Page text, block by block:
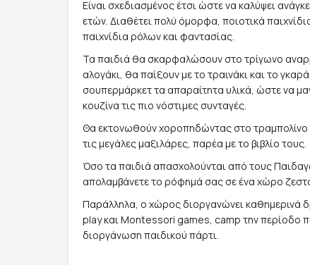
Είναι σχεδιασμένος έτσι ώστε να καλύψει
ετών. Διαθέτει πολύ όμορφα, ποιοτικά
παιχνίδια ρόλων και φαντασίας.
Τα παιδιά θα σκαρφαλώσουν στο τρίγωνο
αλογάκι, θα παίξουν με το τραινάκι και το
σουπερμάρκετ τα απαραίτητα υλικά, ώστε να
κουζίνα τις πιο νόστιμες συνταγές.
Θα εκτονωθούν χοροπηδώντας στο
τις μεγάλες μαξιλάρες, παρέα με το βιβλίο τους.
Όσο τα παιδιά απασχολούνται από τους
απολαμβάνετε το ρόφημά σας σε ένα χώρο
Παράλληλα, ο χώρος διοργανώνει καθημερινά
play και Montessori games, camp την περίοδο
διοργάνωση παιδικού πάρτι.